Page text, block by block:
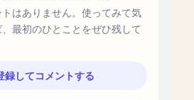
はありません。使ってみて気
最初のひとことをぜひ残して
録してコメントする